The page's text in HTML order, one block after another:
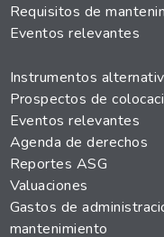
Requisitos de
Eventos relevantes
Instrumentos
Prospectos de
Eventos relevantes
Agenda de derechos
Reportes ASG
Valuaciones
Gastos de
mantenimiento